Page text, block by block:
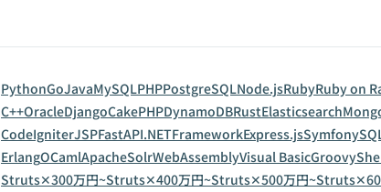
PythonGoJavaMySQLPHPPostgreSQLNode.jsRubyRuby on
C++OracleDjangoCakePHPDynamoDBRustElasticsearch
CodeIgniterJSPFastAPI.NETFrameworkExpress.jsSymfony
ErlangOCamlApacheSolrWebAssemblyVisual BasicGroovy
Struts✕300万円~Struts✕400万円~Struts✕500万円~